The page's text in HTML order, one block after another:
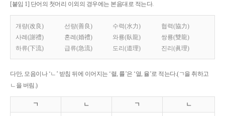
[붙임 1] 단어의 첫머리 이외의 경우에는 본음대로 적는다.
개량(改良) 선량(善良) 수력(水力)
협력(協力)
사례(謝禮)
혼례(婚禮) 와룡(臥龍)
쌍룡(雙龍)
하류(下流)
급류(急流) 도리(道理) 진리(眞理)
다만, 모음이나 ‘ㄴ’ 받침 뒤에 이어지는 ‘렬, 률’은 ‘열, 율’로 적는다.(ㄱ을 취하고
ㄴ을 버림.)
ㄱ ㄴ ㄱ ㄴ